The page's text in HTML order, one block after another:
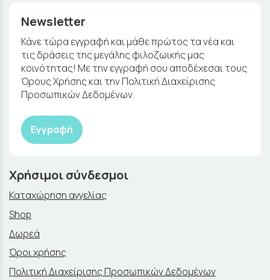
Newsletter
Κάνε τώρα εγγραφή και μάθε πρώτος τα νέα και
τις δράσεις της μεγάλης φιλοζωικής μας
κοινότητας! Με την εγγραφή σου αποδέχεσαι τους
Όρους Χρήσης και την Πολιτική Διαχείρισης
Προσωπικών Δεδομένων.
Εγγραφή
Χρήσιμοι σύνδεσμοι
Καταχώρηση αγγελίας
Shop
Δωρεά
Όροι χρήσης
Πολιτική Διαχείρισης Προσωπικών Δεδομένων